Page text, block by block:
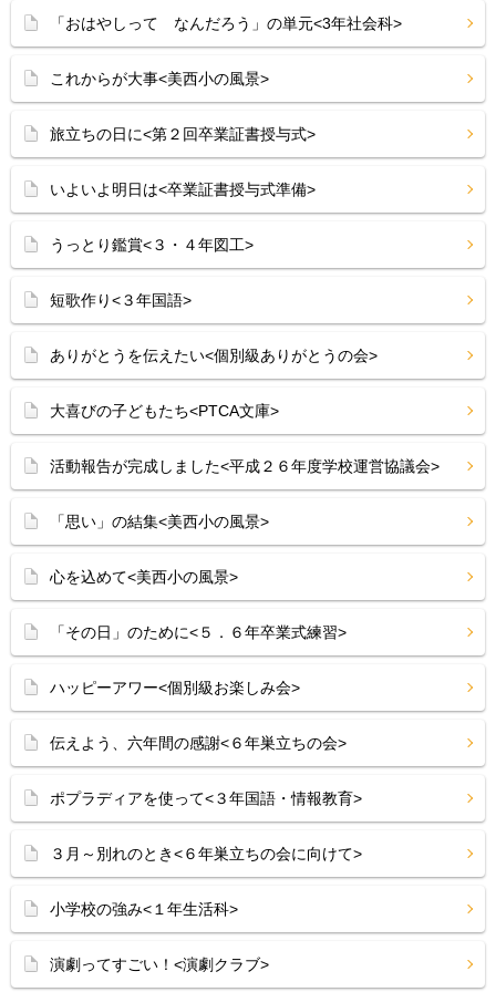
「おはやしって なんだろう」の単元<3年社会科>
これからが大事<美西小の風景>
旅立ちの日に<第２回卒業証書授与式>
いよいよ明日は<卒業証書授与式準備>
うっとり鑑賞<３・４年図工>
短歌作り<３年国語>
ありがとうを伝えたい<個別級ありがとうの会>
大喜びの子どもたち<PTCA文庫>
活動報告が完成しました<平成２６年度学校運営協議会>
「思い」の結集<美西小の風景>
心を込めて<美西小の風景>
「その日」のために<５．６年卒業式練習>
ハッピーアワー<個別級お楽しみ会>
伝えよう、六年間の感謝<６年巣立ちの会>
ポプラディアを使って<３年国語・情報教育>
３月～別れのとき<６年巣立ちの会に向けて>
小学校の強み<１年生活科>
演劇ってすごい！<演劇クラブ>